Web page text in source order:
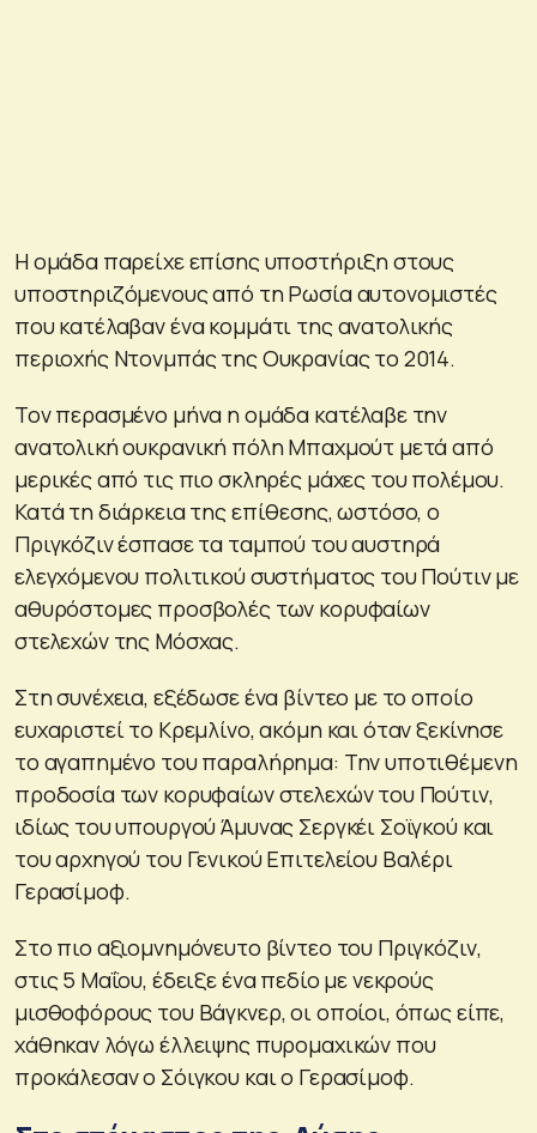
Η ομάδα παρείχε επίσης υποστήριξη στους
υποστηριζόμενους από τη Ρωσία αυτονομιστές
που κατέλαβαν ένα κομμάτι της ανατολικής
περιοχής Ντονμπάς της Ουκρανίας το 2014.
Τον περασμένο μήνα η ομάδα κατέλαβε την
ανατολική ουκρανική πόλη Μπαχμούτ μετά από
μερικές από τις πιο σκληρές μάχες του πολέμου.
Κατά τη διάρκεια της επίθεσης, ωστόσο, ο
Πριγκόζιν έσπασε τα ταμπού του αυστηρά
ελεγχόμενου πολιτικού συστήματος του Πούτιν με
αθυρόστομες προσβολές των κορυφαίων
στελεχών της Μόσχας.
Στη συνέχεια, εξέδωσε ένα βίντεο με το οποίο
ευχαριστεί το Κρεμλίνο, ακόμη και όταν ξεκίνησε
το αγαπημένο του παραλήρημα: Την υποτιθέμενη
προδοσία των κορυφαίων στελεχών του Πούτιν,
ιδίως του υπουργού Άμυνας Σεργκέι Σοϊγκού και
του αρχηγού του Γενικού Επιτελείου Βαλέρι
Γερασίμοφ.
Στο πιο αξιομνημόνευτο βίντεο του Πριγκόζιν,
στις 5 Μαΐου, έδειξε ένα πεδίο με νεκρούς
μισθοφόρους του Βάγκνερ, οι οποίοι, όπως είπε,
χάθηκαν λόγω έλλειψης πυρομαχικών που
προκάλεσαν ο Σόιγκου και ο Γερασίμοφ.